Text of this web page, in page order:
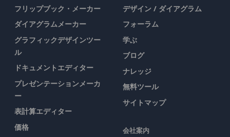
フリップブック・メーカー
ダイアグラムメーカー
グラフィックデザインツー
ル
ドキュメントエディター
プレゼンテーションメーカ
ー
表計算エディター
価格
デザイン / ダイアグラム
フォーラム
学ぶ
ブログ
ナレッジ
無料ツール
サイトマップ
会社案内